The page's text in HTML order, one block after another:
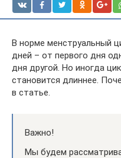
В норме менструальный
дней – от первого дня
дня другой. Но иногда
становится длиннее.
в статье.
Важно!
Мы будем